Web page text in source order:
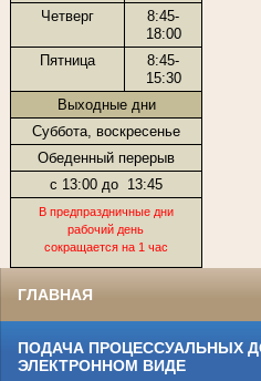
Четверг
8:45-
18:00
Пятница
8:45-
15:30
Выходные дни
Суббота, воскресенье
Обеденный перерыв
с 13:00 до 13:45
В предпраздничные дни
рабочий день
сокращается на 1 час
ГЛАВНАЯ
ПОДАЧА ПРОЦЕССУАЛЬНЫХ
ЭЛЕКТРОННОМ ВИДЕ